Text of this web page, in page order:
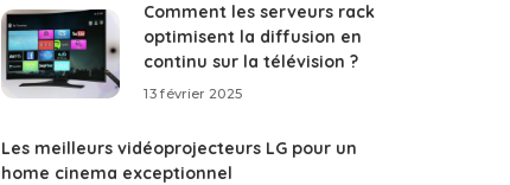
Comment les serveurs rack
optimisent la diffusion en
continu sur la télévision ?
13 février 2025
Les meilleurs vidéoprojecteurs LG pour un
home cinema exceptionnel